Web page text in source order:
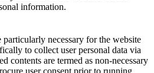
information.
necessary for the website
to collect user personal data via
contents are termed as non-necessary
user consent prior to running